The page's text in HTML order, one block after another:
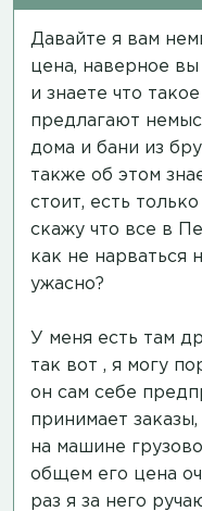
Давайте я вам
цена, наверное
и знаете что
предлагают
дома и бани из
также об этом
стоит, есть
скажу что все в
как не нарваться
ужасно?
У меня есть там
так вот , я могу
он сам себе
принимает
на машине
общем его цена
раз я за него